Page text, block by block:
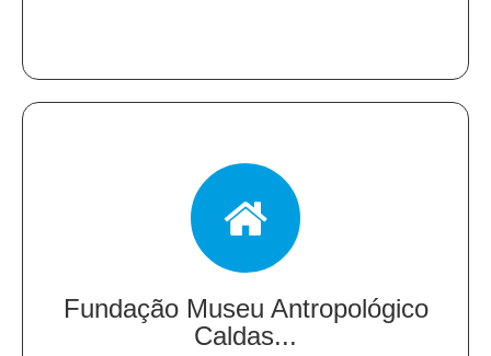
Fundação Museu Antropológico
Caldas...